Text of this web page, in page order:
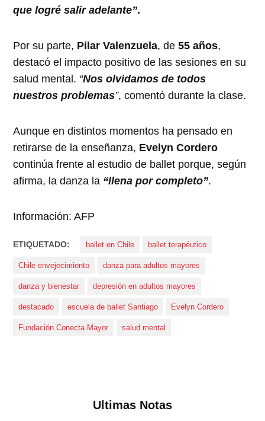
que logré salir adelante”.
Por su parte, Pilar Valenzuela, de55 años,
destacó el impacto positivo de las sesiones en su
salud mental. “Nos olvidamos de todos
nuestros problemas”, comentó durante la clase.
Aunque en distintos momentos ha pensado en
retirarse de la enseñanza, Evelyn Cordero
continúa frente al estudio de ballet porque, según
afirma, la danza la “llena por completo”.
Información: AFP
ETIQUETADO: ballet en Chile ballet terapéutico
Chile envejecimiento danza para adultos mayores
danza y bienestar depresión en adultos mayores
destacado escuela de ballet Santiago Evelyn Cordero
Fundación Conecta Mayor salud mental
Ultimas Notas